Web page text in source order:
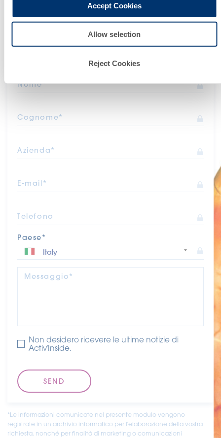
Accept Cookies
Allow selection
Reject Cookies
Nome*
Cognome*
Azienda*
E-mail*
Telefono
Paese*
Messaggio*
Non desidero ricevere le ultime notizie di
Activ'Inside.
*Le informazioni comunicate nel presente modulo vengono
registrate in un archivio informatico per l'elaborazione della vostra
richiesta, nonché per finalità di marketing o comunicazioni